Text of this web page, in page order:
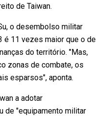
de Taiwan.
o desembolso militar
é 11 vezes maior que o de
do território. "Mas,
zonas de combate, os
esparsos", aponta.
a adotar
de "equipamento militar